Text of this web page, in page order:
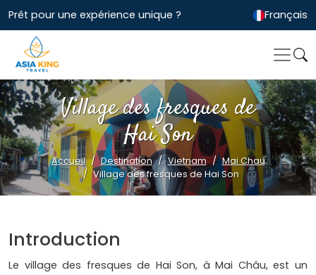
Prêt pour une expérience unique ? Français
Village des fresques de
Hai Son
Accueil Destination Vietnam
Mai Chau
Village des fresques de Hai Son
Introduction
Le village des fresques de Hai Son, à Mai Châu, est un